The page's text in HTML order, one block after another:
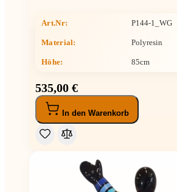
Art.Nr: P144-1_WG
Material: Polyresin
Höhe: 85cm
535,00 €
In den Warenkorb